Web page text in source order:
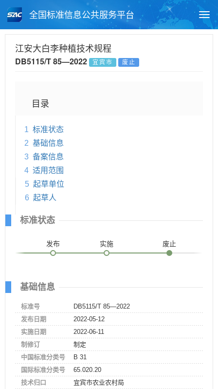
全国标准信息公共服务平台
月报查询 标准公告查询
江安大白李种植技术规程
DB5115/T 85—2022 宜宾市 废止
目录
1 标准状态
2 基础信息
3 备案信息
4 适用范围
5 起草单位
6 起草人
标准状态
发布 实施 废止
基础信息
标准号
DB5115/T 85—2022
发布日期
2022-05-12
实施日期
2022-06-11
制修订
制定
中国标准分类号
B 31
国际标准分类号
65.020.20
技术归口
宜宾市农业农村局